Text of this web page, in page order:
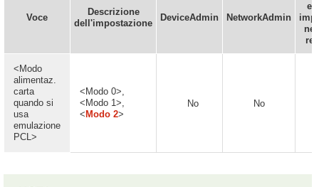
Voce
Descrizione
dell'impostazione
DeviceAdmin NetworkAdmin
<Modo
alimentaz.
carta
quando si
usa
emulazione
PCL>
<Modo 0>,
<Modo 1>,
< Modo 2>
No No